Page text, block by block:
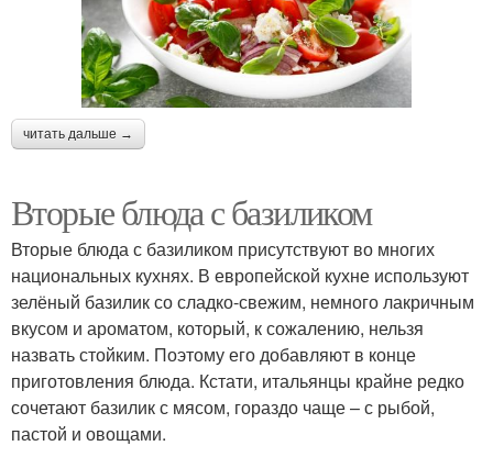
читать дальше →
Вторые блюда с базиликом
Вторые блюда с базиликом присутствуют во многих
национальных кухнях. В европейской кухне используют
зелёный базилик со сладко-свежим, немного лакричным
вкусом и ароматом, который, к сожалению, нельзя
назвать стойким. Поэтому его добавляют в конце
приготовления блюда. Кстати, итальянцы крайне редко
сочетают базилик с мясом, гораздо чаще – с рыбой,
пастой и овощами.